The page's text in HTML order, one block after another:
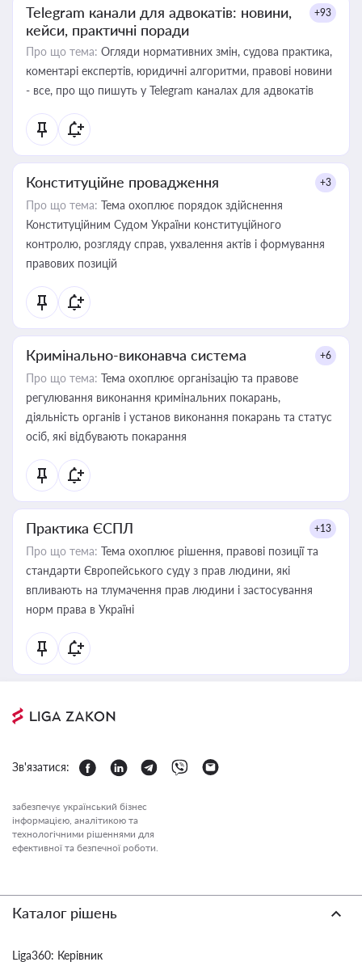
Telegram канали для адвокатів: новини,
кейси, практичні поради
+93
Про що тема: Огляди нормативних змін, судова практика,
коментарі експертів, юридичні алгоритми, правові новини
- все, про що пишуть у Telegram каналах для адвокатів
Конституційне провадження +3
Про що тема: Тема охоплює порядок здійснення
Конституційним Судом України конституційного
контролю, розгляду справ, ухвалення актів і формування
правових позицій
Кримінально-виконавча система +6
Про що тема: Тема охоплює організацію та правове
регулювання виконання кримінальних покарань,
діяльність органів і установ виконання покарань та статус
осіб, які відбувають покарання
Практика ЄСПЛ +13
Про що тема: Тема охоплює рішення, правові позиції та
стандарти Європейського суду з прав людини, які
впливають на тлумачення прав людини і застосування
норм права в Україні
Зв'язатися:
забезпечує український бізнес
інформацією, аналітикою та
технологічними рішеннями для
ефективної та безпечної роботи.
Каталог рішень
Liga360: Керівник